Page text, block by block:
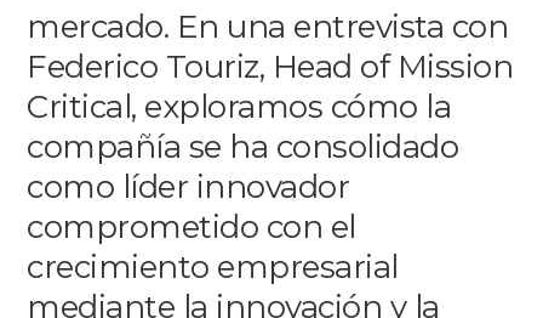
mercado. En una entrevista con
Federico Touriz, Head of Mission
Critical, exploramos cómo la
compañía se ha consolidado
como líder innovador
comprometido con el
crecimiento empresarial
mediante la innovación y la